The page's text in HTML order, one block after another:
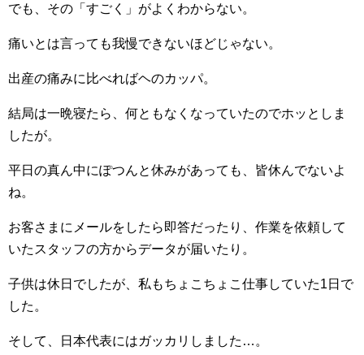
でも、その「すごく」がよくわからない。
痛いとは言っても我慢できないほどじゃない。
出産の痛みに比べればヘのカッパ。
結局は一晩寝たら、何ともなくなっていたのでホッとしま
したが。
平日の真ん中にぽつんと休みがあっても、皆休んでないよ
ね。
お客さまにメールをしたら即答だったり、作業を依頼して
いたスタッフの方からデータが届いたり。
子供は休日でしたが、私もちょこちょこ仕事していた1日で
した。
そして、日本代表にはガッカリしました…。